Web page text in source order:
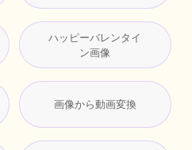
ハッピーバレンタイ
ン画像
画像から動画変換